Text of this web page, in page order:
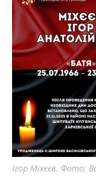
Ігор Міхєєв. Фото: